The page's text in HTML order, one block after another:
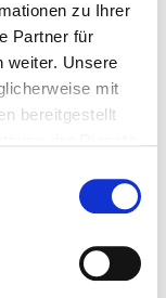
zu Ihrer
Partner für
weiter. Unsere
mit
bereitgestellt